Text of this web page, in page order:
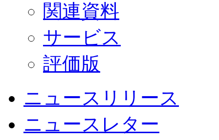
関連資料
サービス
評価版
ニュースリリース
ニュースレター